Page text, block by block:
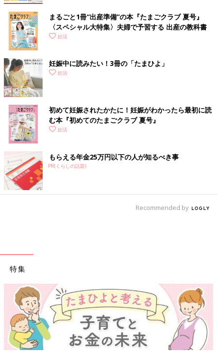
まるごと1冊“出産準備”の本『たまごクラブ 夏号』
〈スペシャル大特集〉夫婦で予習する 出産の教科書
妊活
妊娠中に読みたい！3冊の「たまひよ」
妊活
初めて妊娠されたかたに！妊娠がわかったら最初に読
む本『初めてのたまごクラブ 夏号』
妊活
もらえる年金25万円以下の人が知るべき事
PR(くらしの話題)
Recommended by
特集